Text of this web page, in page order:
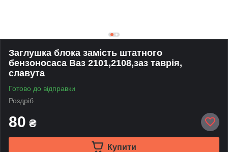
Заглушка блока замість штатного
бензоносаса Ваз 2101,2108,заз таврія,
славута
Готово до відправки
Роздріб
80 ₴
Купити